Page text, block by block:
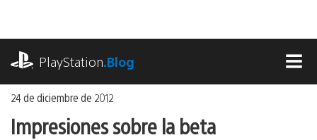
contenido
PlayStation.Blog
24 de diciembre de 2012
Impresiones sobre la beta